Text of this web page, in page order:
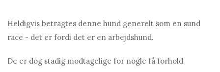
Heldigvis betragtes denne hund generelt som en sund
race - det er fordi det er en arbejdshund.
De er dog stadig modtagelige for nogle få forhold.